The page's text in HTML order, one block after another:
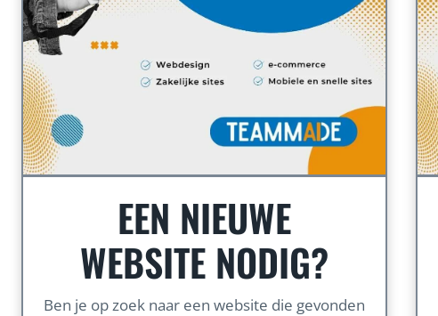
EEN NIEUWE
WEBSITE NODIG?
Ben je op zoek naar een website die gevonden